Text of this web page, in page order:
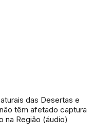
das Desertas e
têm afetado captura
na Região (áudio)